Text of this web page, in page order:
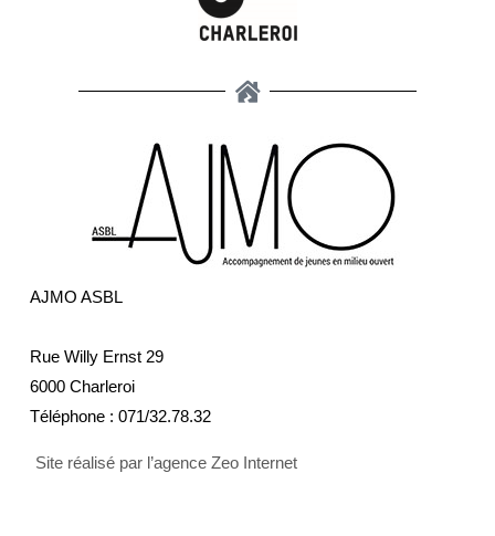
AJMO ASBL
Rue Willy Ernst 29
6000 Charleroi
Téléphone :071/32.78.32
Site réalisé par l’agence Zeo Internet